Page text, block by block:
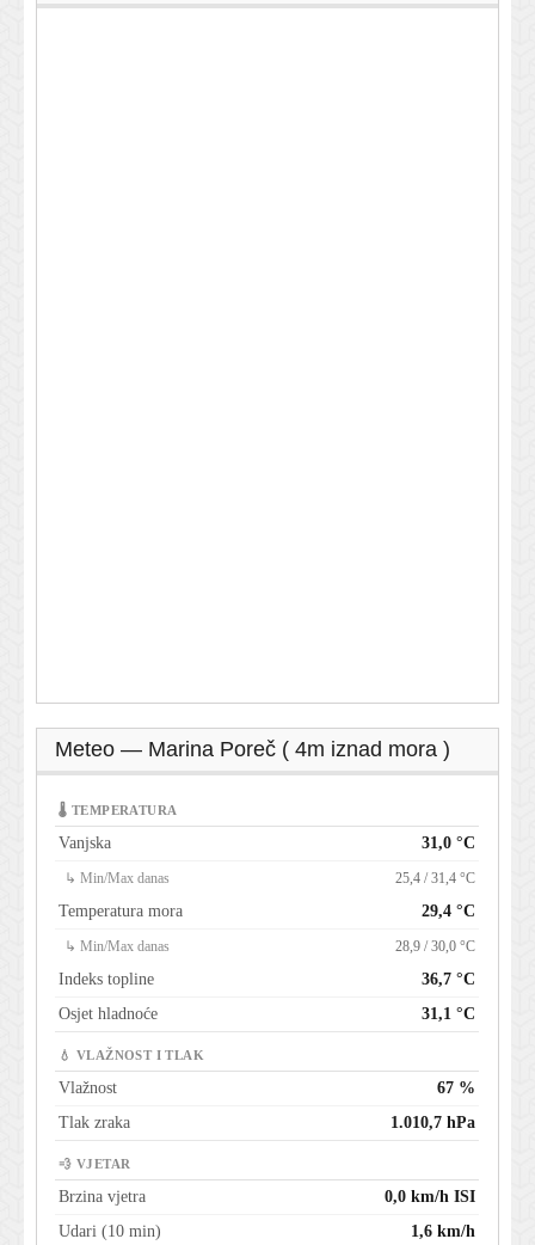
Meteo — Marina Poreč ( 4m iznad mora )
🌡 TEMPERATURA
Vanjska 31,0 °C
↳ Min/Max danas 25,4 / 31,4 °C
Temperatura mora 29,4 °C
↳ Min/Max danas 28,9 / 30,0 °C
Indeks topline
36,7 °C
Osjet hladnoće
31,1 °C
💧 VLAŽNOST I TLAK
Vlažnost
67 %
Tlak zraka
1.010,7 hPa
💨 VJETAR
Brzina vjetra
0,0 km/h ISI
Udari (10 min)
1,6 km/h